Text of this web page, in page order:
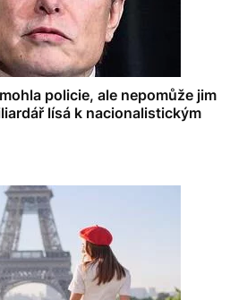
policie, ale nepomůže jim
lísá k nacionalistickým